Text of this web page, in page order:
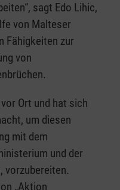
sagt Edo Lihic,
von Malteser
Fähigkeiten zur
von
Ort und hat sich
um diesen
mit dem
und der
vorzubereiten.
„Aktion